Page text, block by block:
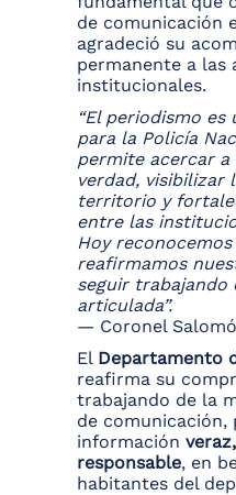
de comunicación
agradeció su
permanente a las
institucionales.
“El periodismo
para la Policía
permite acercar a
verdad, visibilizar
territorio y
entre las
Hoy
reafirmamos
seguir trabajando
articulada”.
— Coronel
El Departamento
reafirma su
trabajando de la
de comunicación,
información
responsable, en
habitantes del